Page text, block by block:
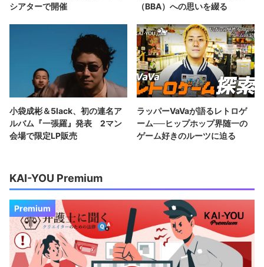
シアターで開催
（BBA）への思いを綴る
小袋成彬＆5lack、初の連名ア
ルバム『一張羅』発表 2マン
会場で限定LP販売
ラッパーVaVaが語るレトロゲ
ーム──ヒップホップ界随一の
ゲーム好きのルーツに迫る
KAI-YOU Premium
Premium